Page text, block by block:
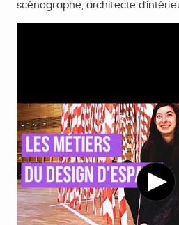
scénographe, architecte